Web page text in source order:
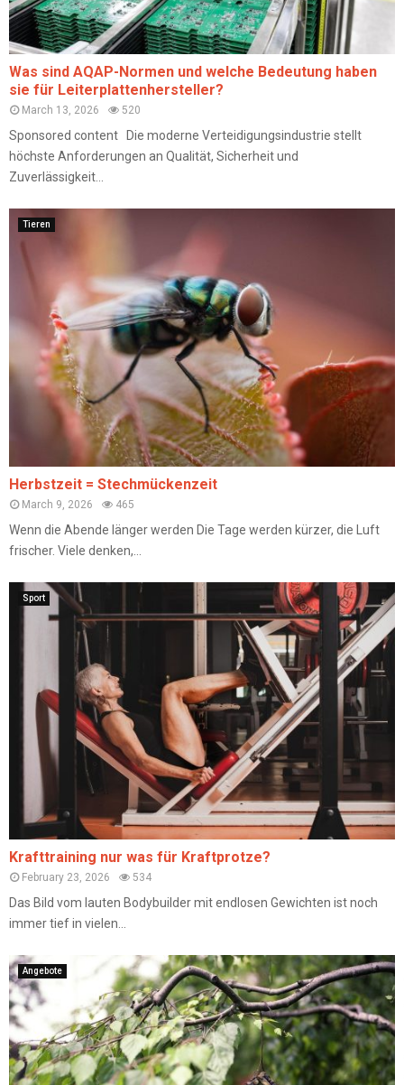
Was sind AQAP-Normen und welche Bedeutung haben
sie für Leiterplattenhersteller?
March 13, 2026 520
Sponsored content Die moderne Verteidigungsindustrie stellt
höchste Anforderungen an Qualität, Sicherheit und
Zuverlässigkeit...
Tieren
Herbstzeit = Stechmückenzeit
March 9, 2026 465
Wenn die Abende länger werden Die Tage werden kürzer, die Luft
frischer. Viele denken,...
Sport
Krafttraining nur was für Kraftprotze?
February 23, 2026 534
Das Bild vom lauten Bodybuilder mit endlosen Gewichten ist noch
immer tief in vielen...
Angebote